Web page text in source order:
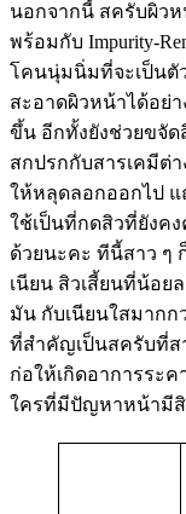
นอกจากนี้ สครับผิว
พร้อมกับ Impurity-
โคนนุ่มนิ่มที่จะเป็น
สะอาดผิวหน้าได้อย่
ขึ้น อีกทั้งยังช่วยขจัด
สกปรกกับสารเคมีต่
ให้หลุดลอกออกไป
ใช้เป็นที่กดสิวที่ยังค
ด้วยนะคะ ทีนี้สาว ๆ
เนียน สิวเสี้ยนที่น้อย
มัน กับเนียนใสมากก
ที่สำคัญเป็นสครับที่ส
ก่อให้เกิดอาการระค
ใครที่มีปัญหาหน้ามีสิ